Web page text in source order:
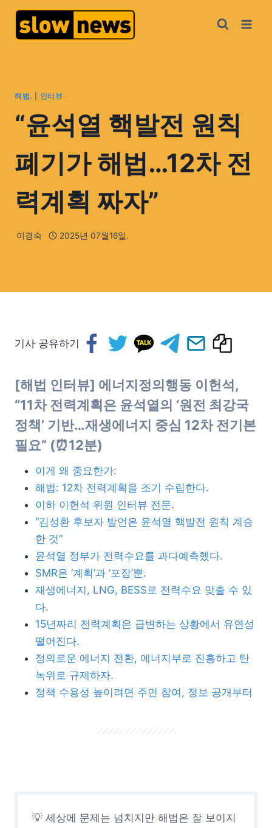
해법. 인터뷰
“윤석열 핵발전 원칙
폐기가 해법…12차 전
력계획 짜자”
이경숙 2025년 07월16일.
기사 공유하기
[해법 인터뷰] 에너지정의행동 이헌석,
“11차 전력계획은 윤석열의 ‘원전 최강국
정책’ 기반…재생에너지 중심 12차 전기본
필요” (⏰12분)
이게 왜 중요한가:
해법: 12차 전력계획을 조기 수립한다.
이하 이헌석 위원 인터뷰 전문.
“김성환 후보자 발언은 윤석열 핵발전 원칙 계승
한 것”
윤석열 정부가 전력수요를 과다예측했다.
SMR은 ‘계획’과 ‘포장’뿐.
재생에너지, LNG, BESS로 전력수요 맞출 수 있
다.
15년짜리 전력계획은 급변하는 상황에서 유연성
떨어진다.
정의로운 에너지 전환, 에너지부로 진흥하고 탄
녹위로 규제하자.
정책 수용성 높이려면 주민 참여, 정보 공개부터
💡 세상에 문제는 넘치지만 해법은 잘 보이지